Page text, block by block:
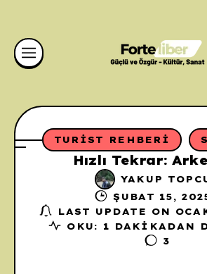
TURIST REHBERI
Hızlı Tekrar:
YAKUP
ŞUBAT 15,
LAST UPDATE ON
OKU: 1 DAKIKADAN
3